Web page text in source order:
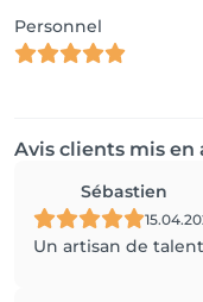
Personnel
Avis clients mis en
Sébastien
Un artisan de talent